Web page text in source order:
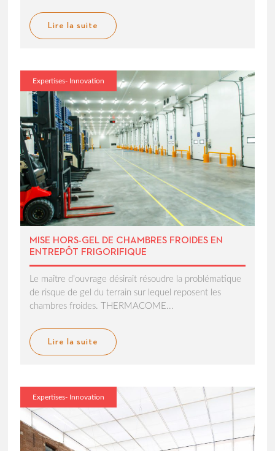
Lire la suite
Expertises- Innovation
MISE HORS-GEL DE CHAMBRES FROIDES EN
ENTREPÔT FRIGORIFIQUE
Le maître d’ouvrage désirait résoudre la problématique
de risque de gel du terrain sur lequel reposent les
chambres froides. THERMACOME...
Lire la suite
Expertises- Innovation